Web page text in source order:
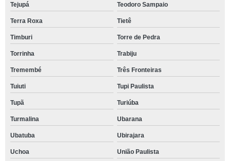
Tejupá Teodoro Sampaio
Terra Roxa Tietê
Timburi Torre de Pedra
Torrinha Trabiju
Tremembé Três Fronteiras
Tuiuti Tupi Paulista
Tupã Turiúba
Turmalina Ubarana
Ubatuba Ubirajara
Uchoa União Paulista